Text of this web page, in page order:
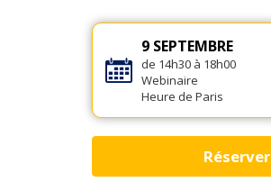
9 SEPTEMBRE
de 14h30 à 18h00
Webinaire
Heure de Paris
Réserver